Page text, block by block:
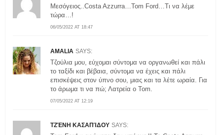
06/05/2022 AT 18:47
Μεσόγειος..Costa Azzurra…Tom Ford…Τι να λέμε
τώρα…!
AMALIA SAYS:
07/05/2022 AT 12:19
Τζούλια μου, εύχομαι σύντομα να οργανωθεί και πάλι
το ταξίδι και βέβαια, σύντομα να έχεις και πάλι
επισκέψεις στον ύπνο σου, μιας και τα λέτε ωραία. Για
το άρωμα τι να πώ; Λατρεία ο Tom.
ΤΖΈΝΗ ΚΑΣΑΠΊΔΟΥ SAYS: